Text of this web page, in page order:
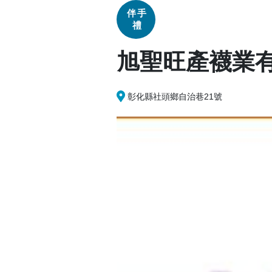
伴手
禮
旭聖旺產襪業
彰化縣社頭鄉自治巷21號